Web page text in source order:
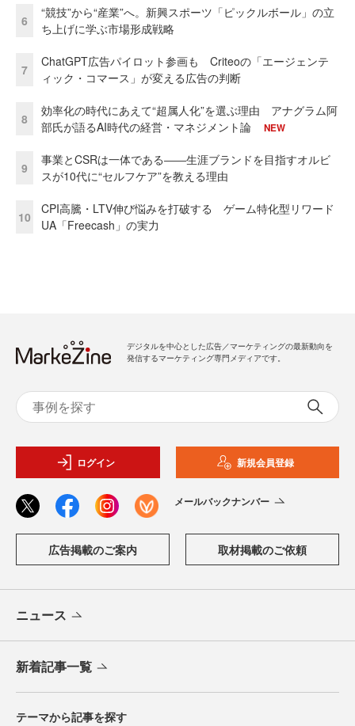
6
“競技”から“産業”へ。新興スポーツ「ピックルボール」の立
ち上げに学ぶ市場形成戦略
7
ChatGPT広告パイロット参画も Criteoの「エージェンテ
ィック・コマース」が変える広告の判断
8
効率化の時代にあえて“超属人化”を選ぶ理由 アナグラム阿
部氏が語るAI時代の経営・マネジメント論
NEW
9
事業とCSRは一体である――生涯ブランドを目指すオルビ
スが10代に“セルフケア”を教える理由
10
CPI高騰・LTV伸び悩みを打破する ゲーム特化型リワード
UA「Freecash」の実力
デジタルを中心とした広告／マーケティングの最新動向を
発信するマーケティング専門メディアです。
ログイン 新規会員登録
メールバックナンバー
広告掲載のご案内 取材掲載のご依頼
ニュース
新着記事一覧
テーマから記事を探す